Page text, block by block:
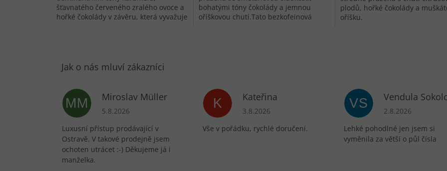
šťavnatého červeného zralého ovoce a
hořké čokolády v závěru, která vyvažuje
bohatými tóny čokolády a jemnou
oříškovou chutí.Tato bezkofeinová
plodů, hořké čokolády a
oříšku.
MM Miroslav Müller
Hodnocení obchodu je 5 z 5 hvězdiček.
5.8.2026
Luxusní přístup prodávající v
Ostravě. V takové prodejně jsem
ochoten utrácet :-) Děkujeme já i
manželka.
K Kateřina
Hodnocení obchodu je 5 z 5 hvězdiček.
3.8.2026
Vše v pořádku, rychlé doručení.
VS Vendula
Hodnocení
2.8.2026
Lehké pohodlné jen jsem si
vyměnila za větší o půl čísla